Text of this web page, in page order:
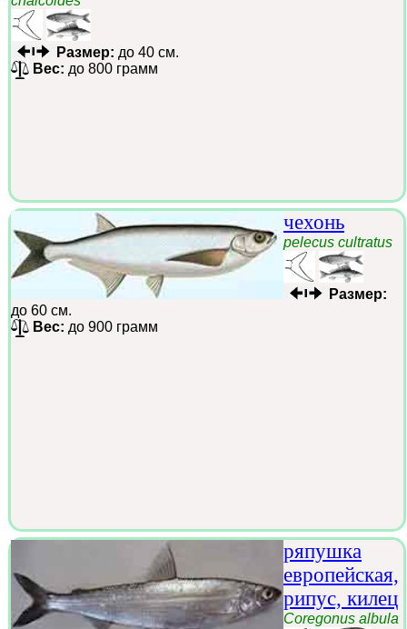
Размер: до 40 см.
Вес: до 800 грамм
чехонь
pelecus cultratus
Размер:
до 60 см.
Вес: до 900 грамм
ряпушка
европейская,
рипус, килец
Coregonus albula